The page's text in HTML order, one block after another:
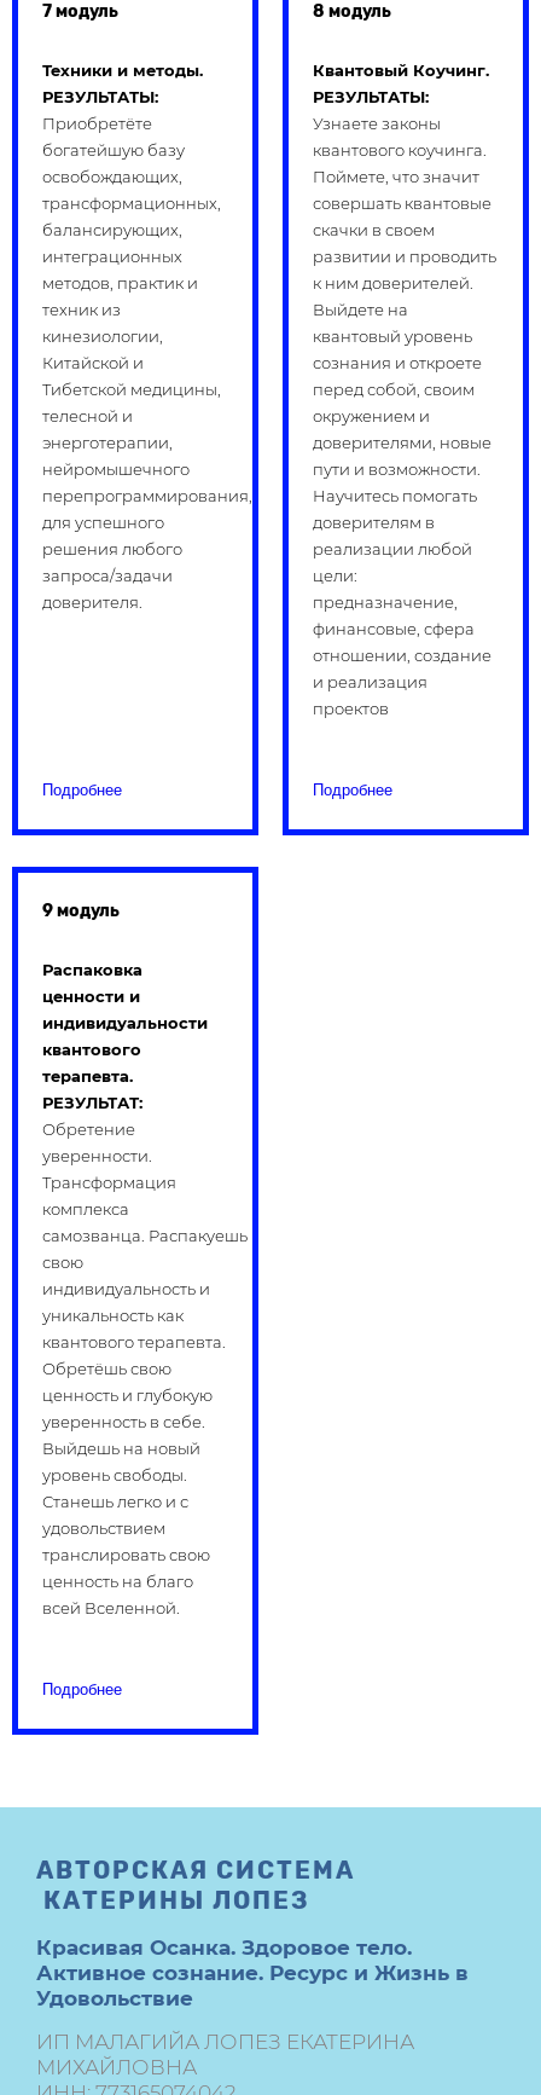
7 модуль
Техники и методы.
РЕЗУЛЬТАТЫ:
Приобретёте
богатейшую базу
освобождающих,
трансформационных,
балансирующих,
интеграционных
методов, практик и
техник из
кинезиологии,
Китайской и
Тибетской медицины,
телесной и
энерготерапии,
нейромышечного
перепрограммирования,
для успешного
решения любого
запроса/задачи
доверителя.
Подробнее
8 модуль
Квантовый Коучинг.
РЕЗУЛЬТАТЫ:
Узнаете законы
квантового коучинга.
Поймете, что значит
совершать квантовые
скачки в своем
развитии и проводить
к ним доверителей.
Выйдете на
квантовый уровень
сознания и откроете
перед собой, своим
окружением и
доверителями, новые
пути и возможности.
Научитесь помогать
доверителям в
реализации любой
цели:
предназначение,
финансовые, сфера
отношении, создание
и реализация
проектов
Подробнее
9 модуль
Распаковка
ценности и
индивидуальности
квантового
терапевта.
РЕЗУЛЬТАТ:
Обретение
уверенности.
Трансформация
комплекса
самозванца. Распакуешь
свою
индивидуальность и
уникальность как
квантового терапевта.
Обретёшь свою
ценность и глубокую
уверенность в себе.
Выйдешь на новый
уровень свободы.
Станешь легко и с
удовольствием
транслировать свою
ценность на благо
всей Вселенной.
Подробнее
АВТОРСКАЯ СИСТЕМА
КАТЕРИНЫ ЛОПЕЗ
Красивая Осанка. Здоровое тело.
Активное сознание. Ресурс и Жизнь в
Удовольствие
ИП МАЛАГИЙА ЛОПЕЗ ЕКАТЕРИНА
МИХАЙЛОВНА